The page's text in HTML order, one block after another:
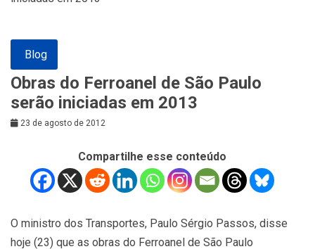
Blog
Obras do Ferroanel de São Paulo
serão iniciadas em 2013
23 de agosto de 2012
Compartilhe esse conteúdo
O ministro dos Transportes, Paulo Sérgio Passos, disse
hoje (23) que as obras do Ferroanel de São Paulo